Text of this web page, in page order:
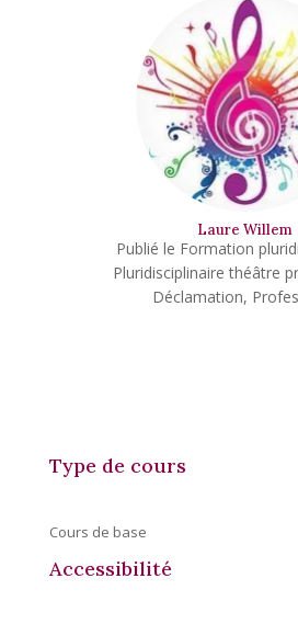
Laure Willem
Formation
Pluridisciplinaire théâtre
Déclamation,
Type de cours
Cours de base
Accessibilité